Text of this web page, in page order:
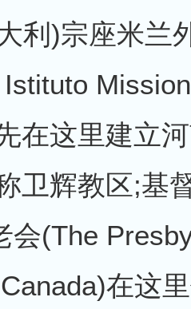
利)宗座米兰
在这里建立
卫辉教区;基
会(The
在这